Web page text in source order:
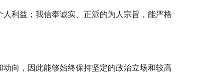
利益；我信奉诚实、正派的为人宗旨，能严格
向，因此能够始终保持坚定的政治立场和较高